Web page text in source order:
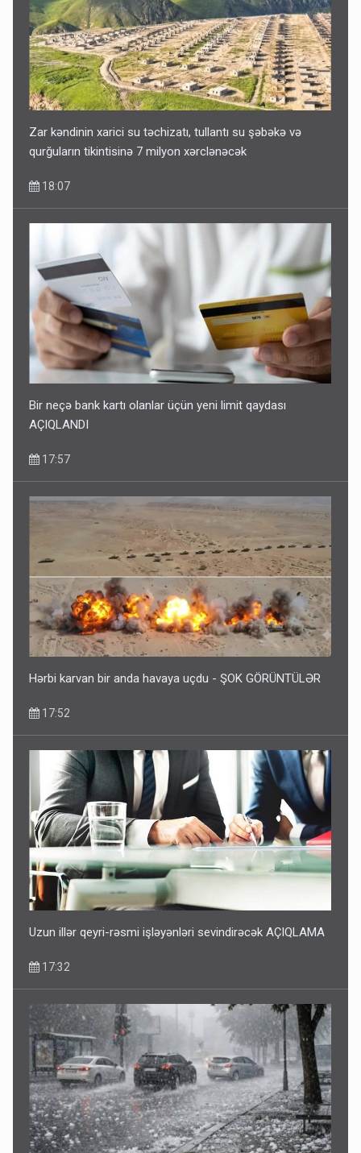
Zar kəndinin xarici su təchizatı, tullantı su şəbəkə və
qurğuların tikintisinə 7 milyon xərclənəcək
18:07
Bir neçə bank kartı olanlar üçün yeni limit qaydası
AÇIQLANDI
17:57
Hərbi karvan bir anda havaya uçdu - ŞOK GÖRÜNTÜLƏR
17:52
Uzun illər qeyri-rəsmi işləyənləri sevindirəcək AÇIQLAMA
17:32